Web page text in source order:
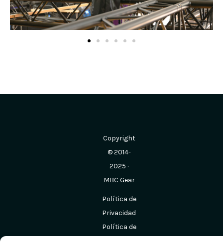
Copyright
© 2014-
2025 ·
MBC Gear
Política de
Privacidad
Política de